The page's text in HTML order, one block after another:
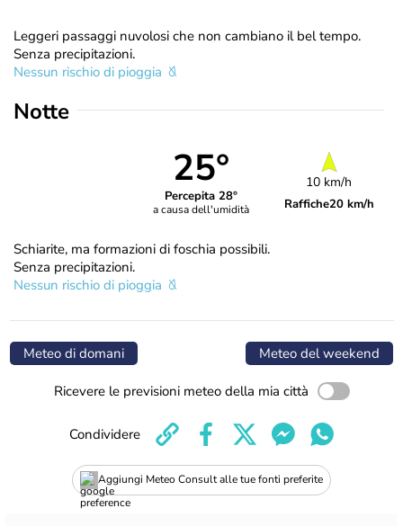
Leggeri passaggi nuvolosi che non cambiano il bel tempo.
Senza precipitazioni.
Nessun rischio di pioggia
Notte
25°
Percepita 28°
a causa dell'umidità
10 km/h
Raffiche20 km/h
Schiarite, ma formazioni di foschia possibili.
Senza precipitazioni.
Nessun rischio di pioggia
Meteo di domani Meteo del weekend
Ricevere le previsioni meteo della mia città
Aggiungi Meteo Consult alle tue fonti preferite
Condividere